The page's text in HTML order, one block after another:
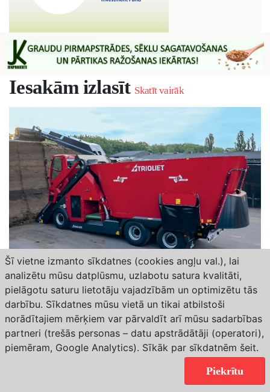
Iesakām izlasīt Skatīt vairāk
Saimnieks LV
Trioliet jaudīgie risinājumi lielajām
lopkopības saimniecībām
Katra moderna lopkopības saimniecība ir unikāla – ar savu
infrastruktūru, i...
Šī vietne izmanto sīkdatnes (cookies angļu val.), lai
analizētu mūsu datplūsmu, uzlabotu satura kvalitāti,
pielāgotu saturu lietotāju vajadzībām un optimizētu tās
darbību. Sīkdatnes mūsu vietā un tikai atbilstoši
norādītajiem mērķiem var pārvaldīt arī mūsu sadarbības
partneri (trešās personas – datu apstrādātāji (operatori),
piemēram, Google Analytics). Sīkāk par sīkdatnēm šeit.
Piekrītu